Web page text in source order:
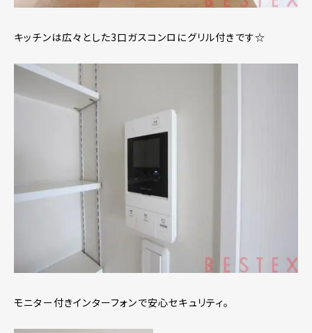
キッチンは広々とした3口ガスコンロにグリル付きです☆
モニター付きインターフォンで安心セキュリティ。